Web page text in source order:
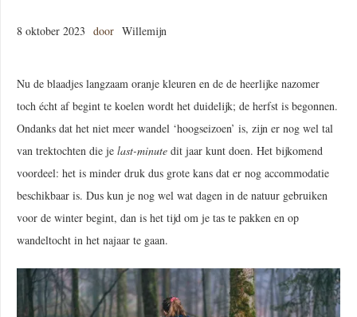
8 oktober 2023 door Willemijn
Nu de blaadjes langzaam oranje kleuren en de de heerlijke nazomer
toch écht af begint te koelen wordt het duidelijk; de herfst is begonnen.
Ondanks dat het niet meer wandel ‘hoogseizoen’ is, zijn er nog wel tal
van trektochten die je last-minute dit jaar kunt doen. Het bijkomend
voordeel: het is minder druk dus grote kans dat er nog accommodatie
beschikbaar is. Dus kun je nog wel wat dagen in de natuur gebruiken
voor de winter begint, dan is het tijd om je tas te pakken en op
wandeltocht in het najaar te gaan.